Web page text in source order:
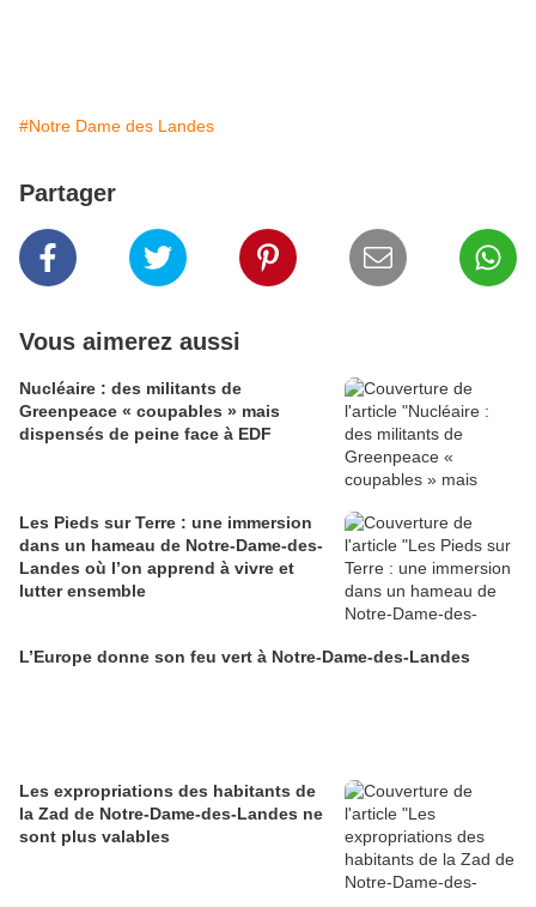
#Notre Dame des Landes
Partager
Vous aimerez aussi
Nucléaire : des militants de
Greenpeace « coupables » mais
dispensés de peine face à EDF
Les Pieds sur Terre : une immersion
dans un hameau de Notre-Dame-des-
Landes où l’on apprend à vivre et
lutter ensemble
L’Europe donne son feu vert à Notre-Dame-des-Landes
Les expropriations des habitants de
la Zad de Notre-Dame-des-Landes ne
sont plus valables